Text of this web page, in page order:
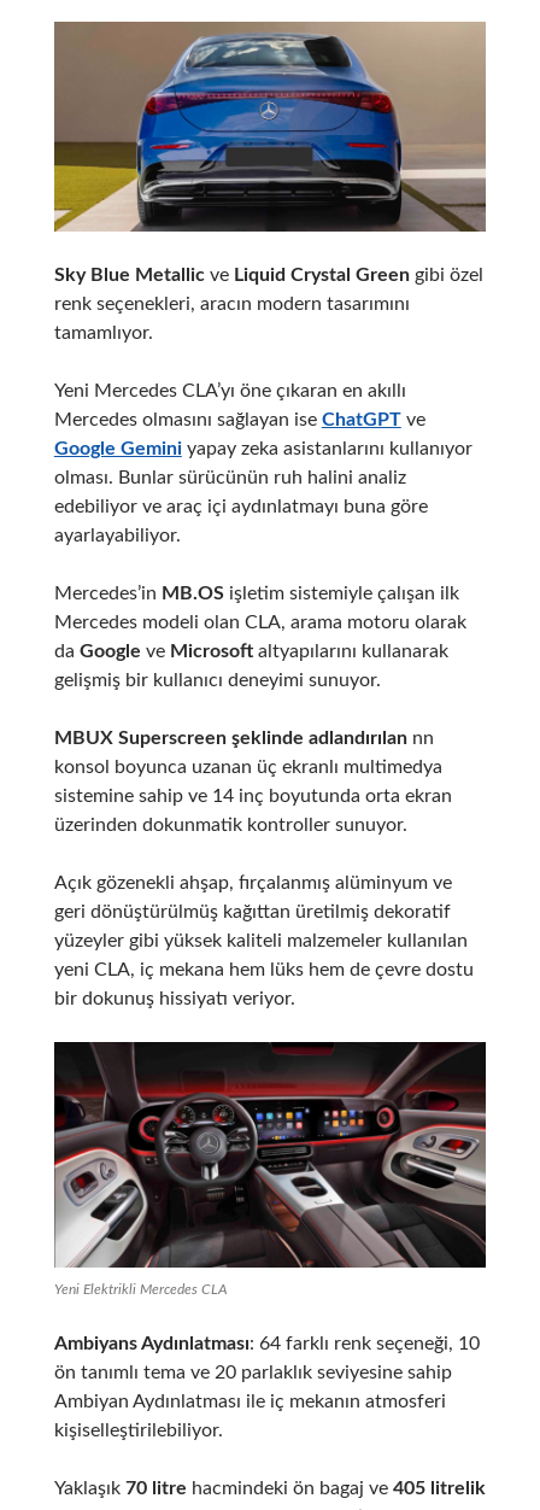
Sky Blue Metallicve Liquid Crystal Greengibi özel
renk seçenekleri, aracın modern tasarımını
tamamlıyor.
Yeni Mercedes CLA’yı öne çıkaran en akıllı
Mercedes olmasını sağlayan ise ChatGPTve
Google Geminiyapay zeka asistanlarını kullanıyor
olması. Bunlar sürücünün ruh halini analiz
edebiliyor ve araç içi aydınlatmayı buna göre
ayarlayabiliyor.
Mercedes’in MB.OSişletim sistemiyle çalışan ilk
Mercedes modeli olan CLA, arama motoru olarak
da Google ve Microsoftaltyapılarını kullanarak
gelişmiş bir kullanıcı deneyimi sunuyor.
MBUX Superscreen şeklinde adlandırılannn
konsol boyunca uzanan üç ekranlı multimedya
sistemine sahip ve 14 inç boyutunda orta ekran
üzerinden dokunmatik kontroller sunuyor.
Açık gözenekli ahşap, fırçalanmış alüminyum ve
geri dönüştürülmüş kağıttan üretilmiş dekoratif
yüzeyler gibi yüksek kaliteli malzemeler kullanılan
yeni CLA, iç mekana hem lüks hem de çevre dostu
bir dokunuş hissiyatı veriyor.
Yeni Elektrikli Mercedes CLA
Ambiyans Aydınlatması: 64 farklı renk seçeneği, 10
ön tanımlı tema ve 20 parlaklık seviyesine sahip
Ambiyan Aydınlatması ile iç mekanın atmosferi
kişiselleştirilebiliyor.
Yaklaşık 70 litre hacmindeki ön bagaj ve 405 litrelik